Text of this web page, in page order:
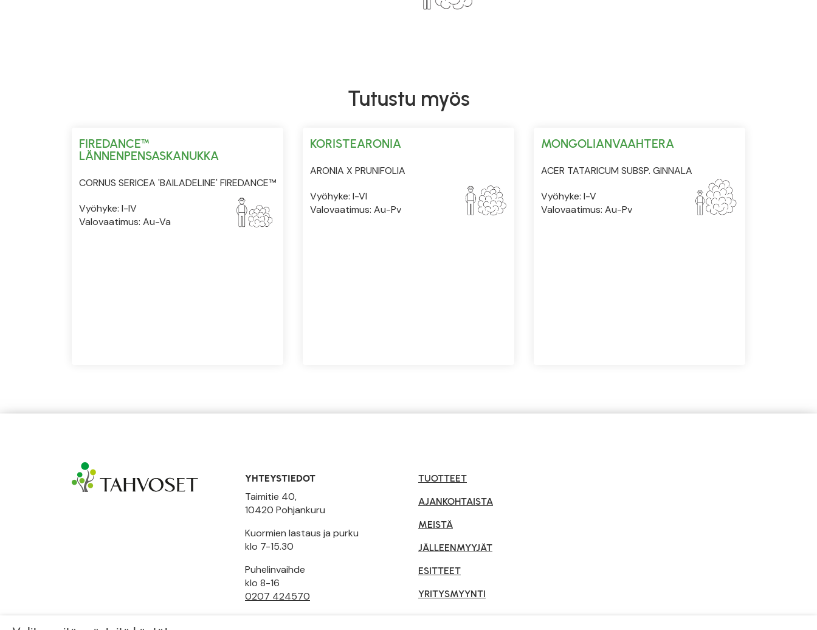
Tutustu myös
FIREDANCE™
LÄNNENPENSASKANUKKA
CORNUS SERICEA 'BAILADELINE' FIREDANCE™
Vyöhyke: I-IV
Valovaatimus: Au-Va
KORISTEARONIA
ARONIA X PRUNIFOLIA
Vyöhyke: I-VI
Valovaatimus: Au-Pv
MONGOLIANVAAHTERA
ACER TATARICUM SUBSP. GINNALA
Vyöhyke: I-V
Valovaatimus: Au-Pv
YHTEYSTIEDOT
Taimitie 40,
10420 Pohjankuru
Kuormien lastaus ja purku
klo 7-15.30
Puhelinvaihde
klo 8-16
0207 424570
TUOTTEET
AJANKOHTAISTA
MEISTÄ
JÄLLEENMYYJÄT
ESITTEET
YRITYSMYYNTI